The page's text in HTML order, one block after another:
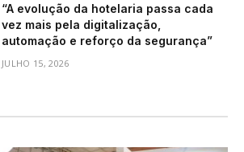
“A evolução da hotelaria passa cada
vez mais pela digitalização,
automação e reforço da segurança”
JULHO 15, 2026